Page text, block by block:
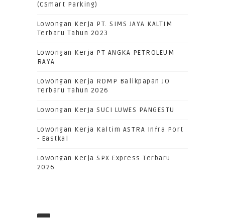
(CSmart Parking)
Lowongan Kerja PT. SIMS JAYA KALTIM
Terbaru Tahun 2023
Lowongan Kerja PT ANGKA PETROLEUM
RAYA
Lowongan Kerja RDMP Balikpapan JO
Terbaru Tahun 2026
Lowongan Kerja SUCI LUWES PANGESTU
Lowongan Kerja Kaltim ASTRA Infra Port
- Eastkal
Lowongan Kerja SPX Express Terbaru
2026